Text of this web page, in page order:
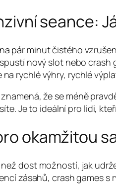
seance:
pár minut čistého
nový slot nebo
rychlé výhry, rychlé
že se méně
Je to ideální pro lidi,
okamžitou
dost možností, jak
zásahů, crash games s